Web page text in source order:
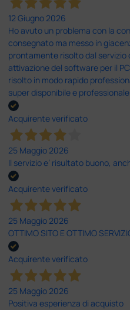
12 Giugno 2026
Ho avuto un problema con la
consegnato ma messo in
prontamente risolto dal
attivazione del software per il
risolto in modo rapido
super disponibile e
Acquirente verificato
25 Maggio 2026
Il servizio e’ risultato buono,
Acquirente verificato
25 Maggio 2026
OTTIMO SITO E OTTIMO
Acquirente verificato
25 Maggio 2026
Positiva esperienza di acquisto